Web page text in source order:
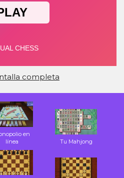
completa
en
línea
Tu Mahjong